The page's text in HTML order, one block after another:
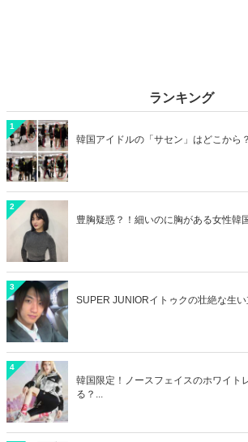
ランキング
1
韓国アイドルの「サセン」はどこから
2
豊胸疑惑？！細いのに胸がある女性韓
3
SUPER JUNIORイトゥクの壮絶な生
4
韓国限定！ノースフェイスのホワイト
る？...